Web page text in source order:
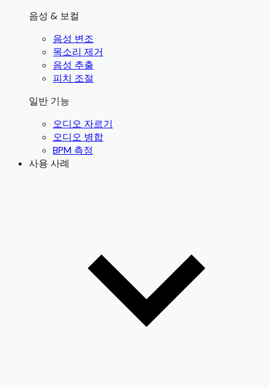
음성 & 보컬
음성 변조
목소리 제거
음성 추출
피치 조절
일반 기능
오디오 자르기
오디오 병합
BPM 측정
사용 사례